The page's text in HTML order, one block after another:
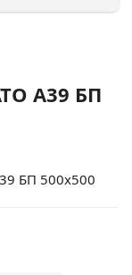
А39 БП
БП 500x500